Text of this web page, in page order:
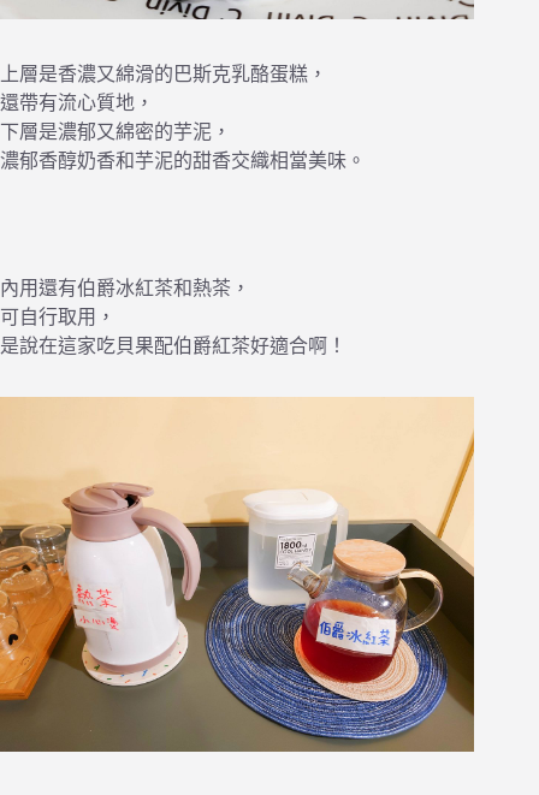
上層是香濃又綿滑的巴斯克乳酪蛋糕，
還帶有流心質地，
下層是濃郁又綿密的芋泥，
濃郁香醇奶香和芋泥的甜香交織相當美味。
內用還有伯爵冰紅茶和熱茶，
可自行取用，
是說在這家吃貝果配伯爵紅茶好適合啊！